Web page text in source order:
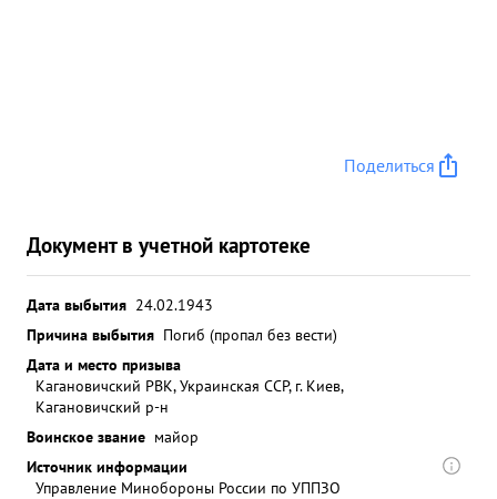
Поделиться
Документ в учетной картотеке
Дата выбытия 24.02.1943
Причина выбытия Погиб (пропал без вести)
Дата и место призыва
Кагановичский РВК, Украинская ССР, г. Киев,
Кагановичский р-н
Воинское звание майор
Источник информации
Управление Минобороны России по УППЗО